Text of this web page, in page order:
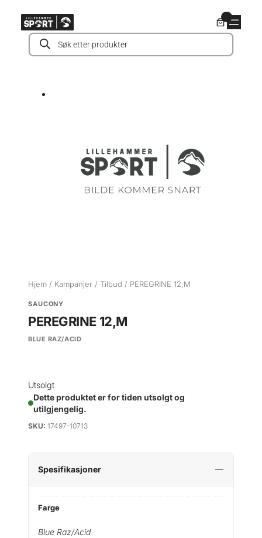
innholdProducts
search
Hjem / Kampanjer / Tilbud / PEREGRINE 12,M
SAUCONY
PEREGRINE 12,M
BLUE RAZ/ACID
Utsolgt
Dette produktet er for tiden utsolgt og
utilgjengelig.
SKU: 17497-10713
Spesifikasjoner
Farge
Blue Raz/Acid